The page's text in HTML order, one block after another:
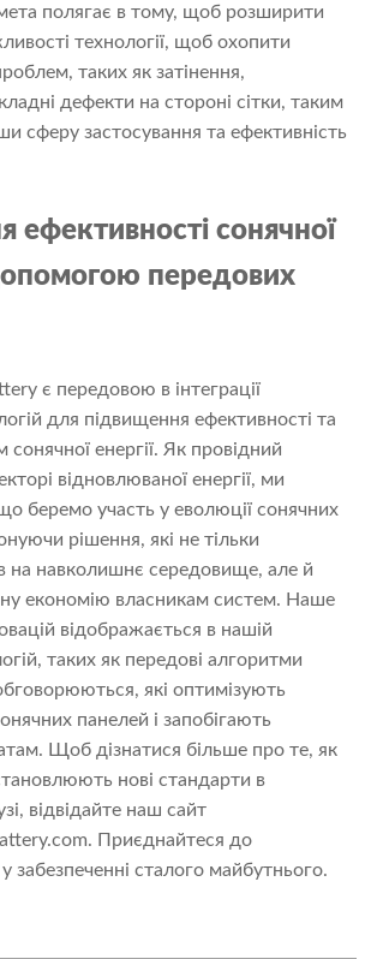
полягає в тому, щоб розширити
технології, щоб охопити
таких як затінення,
дефекти на стороні сітки, таким
сферу застосування та ефективність
ефективності сонячної
передових
є передовою в інтеграції
для підвищення ефективності та
сонячної енергії. Як провідний
відновлюваної енергії, ми
беремо участь у еволюції сонячних
рішення, які не тільки
на навколишнє середовище, але й
економію власникам систем. Наше
відображається в нашій
таких як передові алгоритми
які оптимізують
панелей і запобігають
Щоб дізнатися більше про те, як
нові стандарти в
відвідайте наш сайт
Приєднайтеся до
у забезпеченні сталого майбутнього.